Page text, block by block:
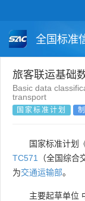
全国标准
国家标准
团体标准
旅客联运基础
Basic data
transport
国家标准计划
国家标准计划
TC571
（全国综
为交通运输部。
主要起草单位